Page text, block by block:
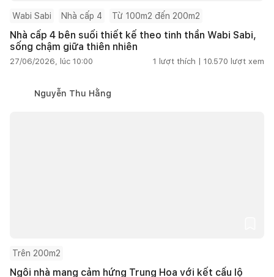
Wabi Sabi Nhà cấp 4 Từ 100m2 đến 200m2
Nhà cấp 4 bên suối thiết kế theo tinh thần Wabi Sabi,
sống chậm giữa thiên nhiên
27/06/2026, lúc 10:00 1 lượt thích | 10.570 lượt xem
Nguyễn Thu Hằng
Trên 200m2
Ngôi nhà mang cảm hứng Trung Hoa với kết cấu lộ